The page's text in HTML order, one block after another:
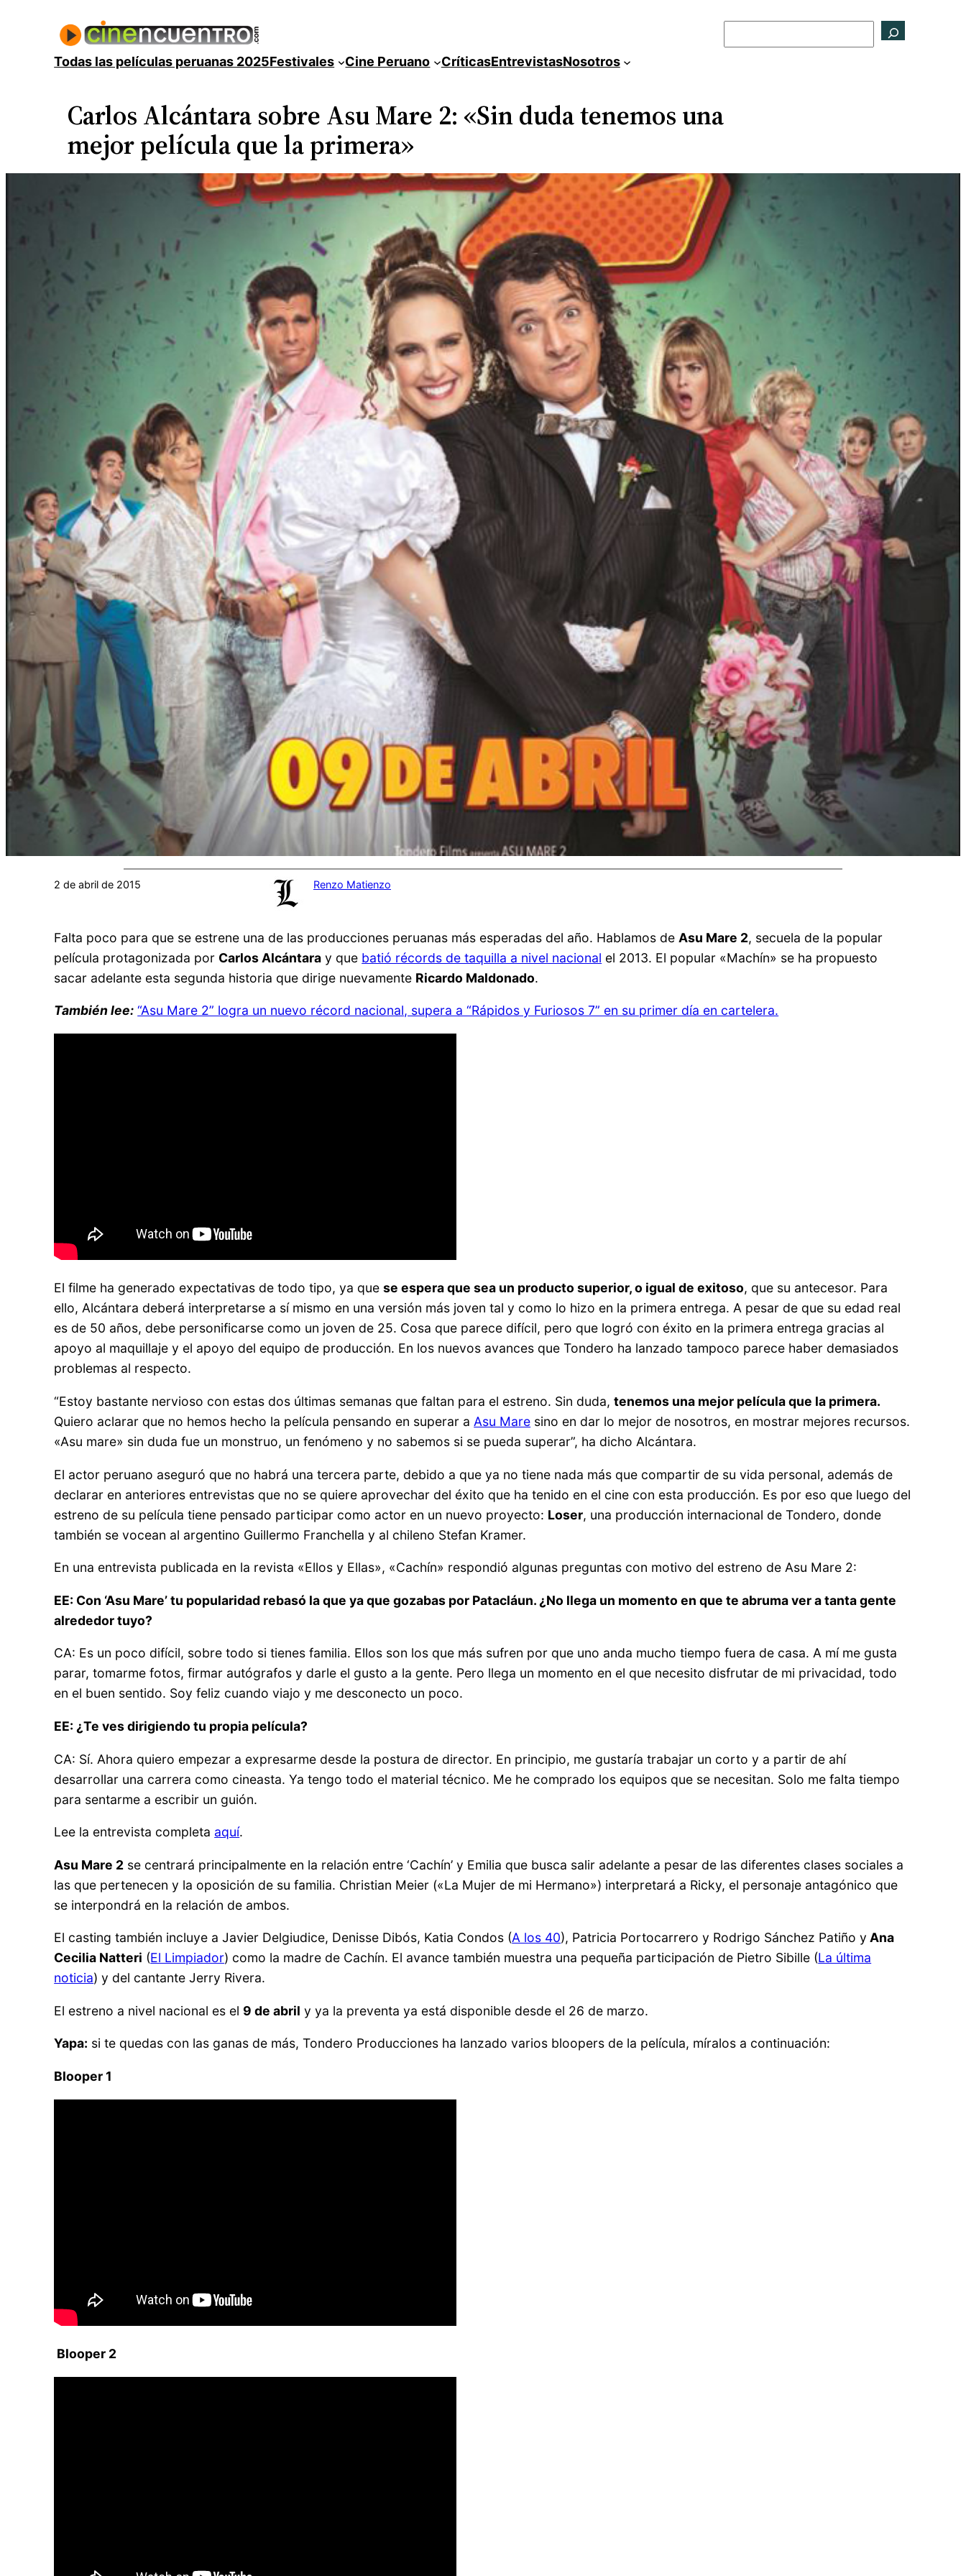
contenidoTodas las películas peruanas 2025Festivales Cine Peruano CríticasEntrevistasNosotros
Carlos Alcántara sobre Asu Mare 2: «Sin duda tenemos una
mejor película que la primera»
2 de abril de 2015 Renzo Matienzo
Falta poco para que se estrene una de las producciones peruanas más esperadas del año. Hablamos de Asu Mare 2, secuela de la popular
película protagonizada por Carlos Alcántara y que batió récords de taquilla a nivel nacional el 2013. El popular «Machín» se ha propuesto
sacar adelante esta segunda historia que dirige nuevamente Ricardo Maldonado.
También lee: “Asu Mare 2” logra un nuevo récord nacional, supera a “Rápidos y Furiosos 7” en su primer día en cartelera.
El filme ha generado expectativas de todo tipo, ya quese espera que sea un producto superior, o igual de exitoso, que su antecesor. Para
ello, Alcántara deberá interpretarse a sí mismo en una versión más joven tal y como lo hizo en la primera entrega. A pesar de que su edad real
es de 50 años, debe personificarse como un joven de 25. Cosa que parece difícil, pero que logró con éxito en la primera entrega gracias al
apoyo al maquillaje y el apoyo del equipo de producción. En los nuevos avances que Tondero ha lanzado tampoco parece haber demasiados
problemas al respecto.
“Estoy bastante nervioso con estas dos últimas semanas que faltan para el estreno. Sin duda,tenemos una mejor película que la primera.
Quiero aclarar que no hemos hecho la película pensando en superar a Asu Mare sino en dar lo mejor de nosotros, en mostrar mejores recursos.
«Asu mare» sin duda fue un monstruo, un fenómeno y no sabemos si se pueda superar”, ha dicho Alcántara.
El actor peruano aseguró que no habrá una tercera parte, debido a que ya no tiene nada más que compartir de su vida personal, además de
declarar en anteriores entrevistas que no se quiere aprovechar del éxito que ha tenido en el cine con esta producción. Es por eso que luego del
estreno de su película tiene pensado participar como actor en un nuevo proyecto: Loser, una producción internacional de Tondero, donde
también se vocean al argentino Guillermo Franchella y al chileno Stefan Kramer.
En una entrevista publicada en la revista «Ellos y Ellas», «Cachín» respondió algunas preguntas con motivo del estreno de Asu Mare 2:
EE: Con ‘Asu Mare’ tu popularidad rebasó la que ya que gozabas por Patacláun. ¿No llega un momento en que te abruma ver a tanta gente
alrededor tuyo?
CA: Es un poco difícil, sobre todo si tienes familia. Ellos son los que más sufren por que uno anda mucho tiempo fuera de casa. A mí me gusta
parar, tomarme fotos, firmar autógrafos y darle el gusto a la gente. Pero llega un momento en el que necesito disfrutar de mi privacidad, todo
en el buen sentido. Soy feliz cuando viajo y me desconecto un poco.
EE: ¿Te ves dirigiendo tu propia película?
CA: Sí. Ahora quiero empezar a expresarme desde la postura de director. En principio, me gustaría trabajar un corto y a partir de ahí
desarrollar una carrera como cineasta. Ya tengo todo el material técnico. Me he comprado los equipos que se necesitan. Solo me falta tiempo
para sentarme a escribir un guión.
Lee la entrevista completa aquí.
Asu Mare 2 se centrará principalmente en la relación entre ‘Cachín’ y Emilia que busca salir adelante a pesar de las diferentes clases sociales a
las que pertenecen y la oposición de su familia. Christian Meier («La Mujer de mi Hermano») interpretará a Ricky, el personaje antagónico que
se interpondrá en la relación de ambos.
El casting también incluye a Javier Delgiudice, Denisse Dibós, Katia Condos (A los 40), Patricia Portocarrero y Rodrigo Sánchez Patiño y Ana
Cecilia Natteri (El Limpiador) como la madre de Cachín. El avance también muestra una pequeña participación de Pietro Sibille (La última
noticia) y del cantante Jerry Rivera.
El estreno a nivel nacional es el 9 de abril y ya la preventa ya está disponible desde el 26 de marzo.
Yapa: si te quedas con las ganas de más, Tondero Producciones ha lanzado varios bloopers de la película, míralos a continuación:
Blooper 1
Blooper 2